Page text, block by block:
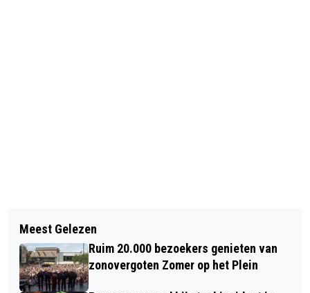
VOETBALKRAKER AZ-FEIJENOORD
GEANNULEERD VANWEGE
VERWACHTE STORM CIARA
WAAR IS DE MOL?
Meest Gelezen
Ruim 20.000 bezoekers genieten van
zonovergoten Zomer op het Plein